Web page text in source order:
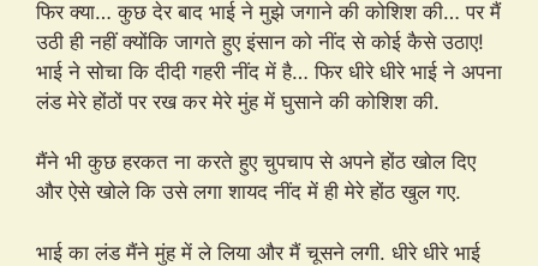
फिर क्या… कुछ देर बाद भाई ने मुझे जगाने की कोशिश की… पर मैं
उठी ही नहीं क्योंकि जागते हुए इंसान को नींद से कोई कैसे उठाए!
भाई ने सोचा कि दीदी गहरी नींद में है… फिर धीरे धीरे भाई ने अपना
लंड मेरे होंठों पर रख कर मेरे मुंह में घुसाने की कोशिश की.
मैंने भी कुछ हरकत ना करते हुए चुपचाप से अपने होंठ खोल दिए
और ऐसे खोले कि उसे लगा शायद नींद में ही मेरे होंठ खुल गए.
भाई का लंड मैंने मुंह में ले लिया और मैं चूसने लगी. धीरे धीरे भाई